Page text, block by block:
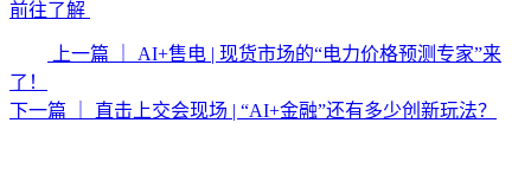
前往了解
上一篇
｜ AI+售电 | 现货市场的“电力价格预测专家”来
了！
下一篇
｜ 直击上交会现场 | “AI+金融”还有多少创新玩法？